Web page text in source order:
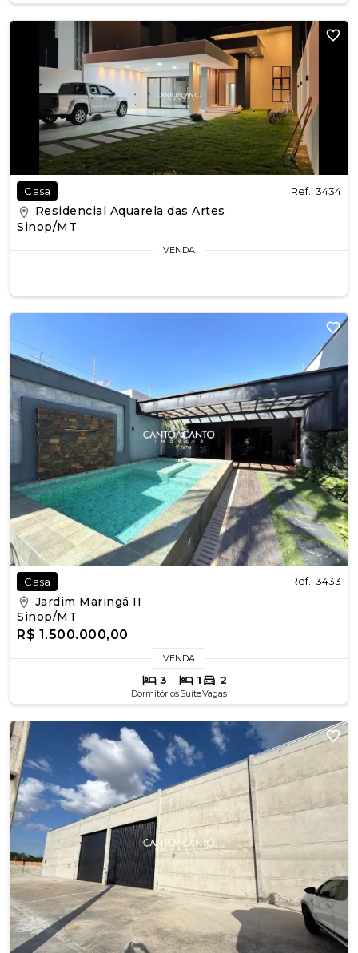
Casa Ref.: 3434
Residencial Aquarela das Artes
Sinop/MT
VENDA
Casa Ref.: 3433
Jardim Maringá II
Sinop/MT
R$ 1.500.000,00
VENDA
3
Dormitórios
1
Suíte
2
Vagas